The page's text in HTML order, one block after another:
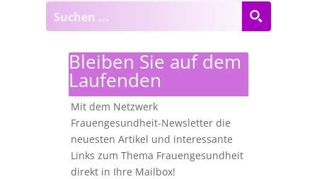
Bleiben Sie auf dem
Laufenden
Mit dem Netzwerk
Frauengesundheit-Newsletter die
neuesten Artikel und interessante
Links zum Thema Frauengesundheit
direkt in Ihre Mailbox!